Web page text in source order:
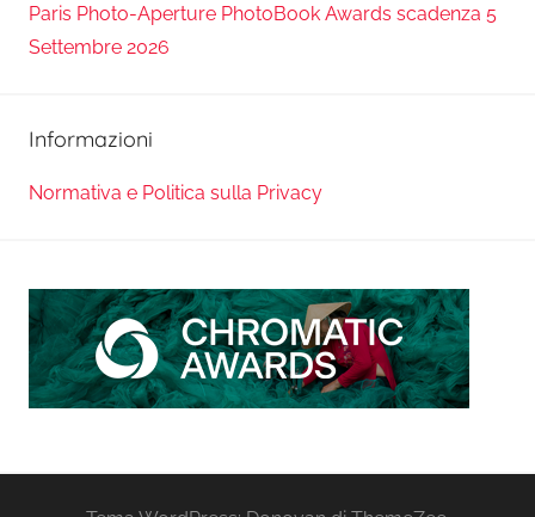
Paris Photo-Aperture PhotoBook Awards scadenza 5
Settembre 2026
Informazioni
Normativa e Politica sulla Privacy